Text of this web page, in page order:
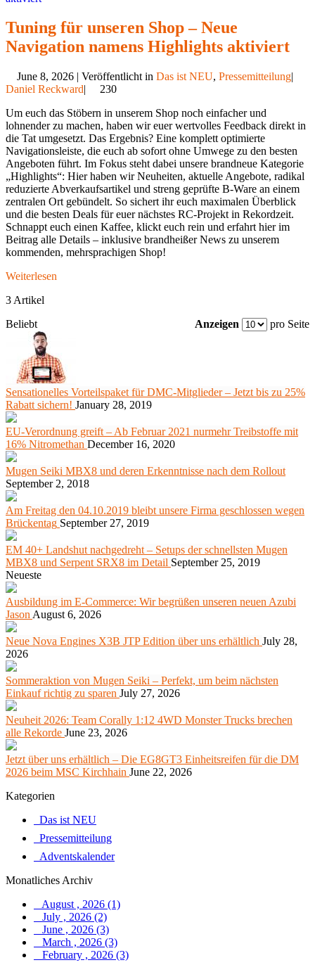
Tuning für unseren Shop – Neue
Navigation namens Highlights aktiviert
June 8, 2026 | Veröffentlicht in Das ist NEU, Pressemitteilung|
Daniel Reckward|
230
Um euch das Stöbern in unserem Shop noch einfacher und
lohnender zu machen, haben wir euer wertvolles Feedback direkt in
die Tat umgesetzt. Das Ergebnis? Eine komplett optimierte
Navigationsleiste, die euch ab sofort ohne Umwege zu den besten
Angeboten führt. Im Fokus steht dabei unsere brandneue Kategorie
„Highlights“: Hier haben wir Neuheiten, aktuelle Angebote, radikal
reduzierte Abverkaufsartikel und streng geprüfte B-Ware an einem
zentralen Ort gebündelt. So sichert ihr euch maximalen Überblick
und die besten Deals für euer nächstes RC-Projekt in Rekordzeit.
Schnappt euch einen Kaffee, klickt euch rein und erfahrt hier im
Beitrag alle Details – inklusive brandheißer News zu unserem
kommenden, mehrsprachigen Shop!
Weiterlesen
3 Artikel
Anzeigen
pro Seite
Beliebt
Sensationelles Vorteilspaket für DMC-Mitglieder – Jetzt bis zu 25%
Rabatt sichern! January 28, 2019
EU-Verordnung greift – Ab Februar 2021 nurmehr Treibstoffe mit
16% Nitromethan December 16, 2020
Mugen Seiki MBX8 und deren Erkenntnisse nach dem Rollout
September 2, 2018
Am Freitag den 04.10.2019 bleibt unsere Firma geschlossen wegen
Brückentag September 27, 2019
EM 40+ Landshut nachgedreht – Setups der schnellsten Mugen
MBX8 und Serpent SRX8 im Detail September 25, 2019
Neueste
Ausbildung im E-Commerce: Wir begrüßen unseren neuen Azubi
Jason August 6, 2026
Neue Nova Engines X3B JTP Edition über uns erhältlich July 28,
2026
Sommeraktion von Mugen Seiki – Perfekt, um beim nächsten
Einkauf richtig zu sparen July 27, 2026
Neuheit 2026: Team Corally 1:12 4WD Monster Trucks brechen
alle Rekorde June 23, 2026
Jetzt über uns erhältlich – Die EG8GT3 Einheitsreifen für die DM
2026 beim MSC Kirchhain June 22, 2026
Kategorien
Das ist NEU
Pressemitteilung
Adventskalender
Monatliches Archiv
August , 2026 (1)
July , 2026 (2)
June , 2026 (3)
March , 2026 (3)
February , 2026 (3)